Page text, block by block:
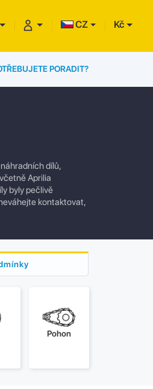
CZ Kč
PORADIT?
dílů,
Aprilia
byly pečlivě
kontaktovat,
Pohon